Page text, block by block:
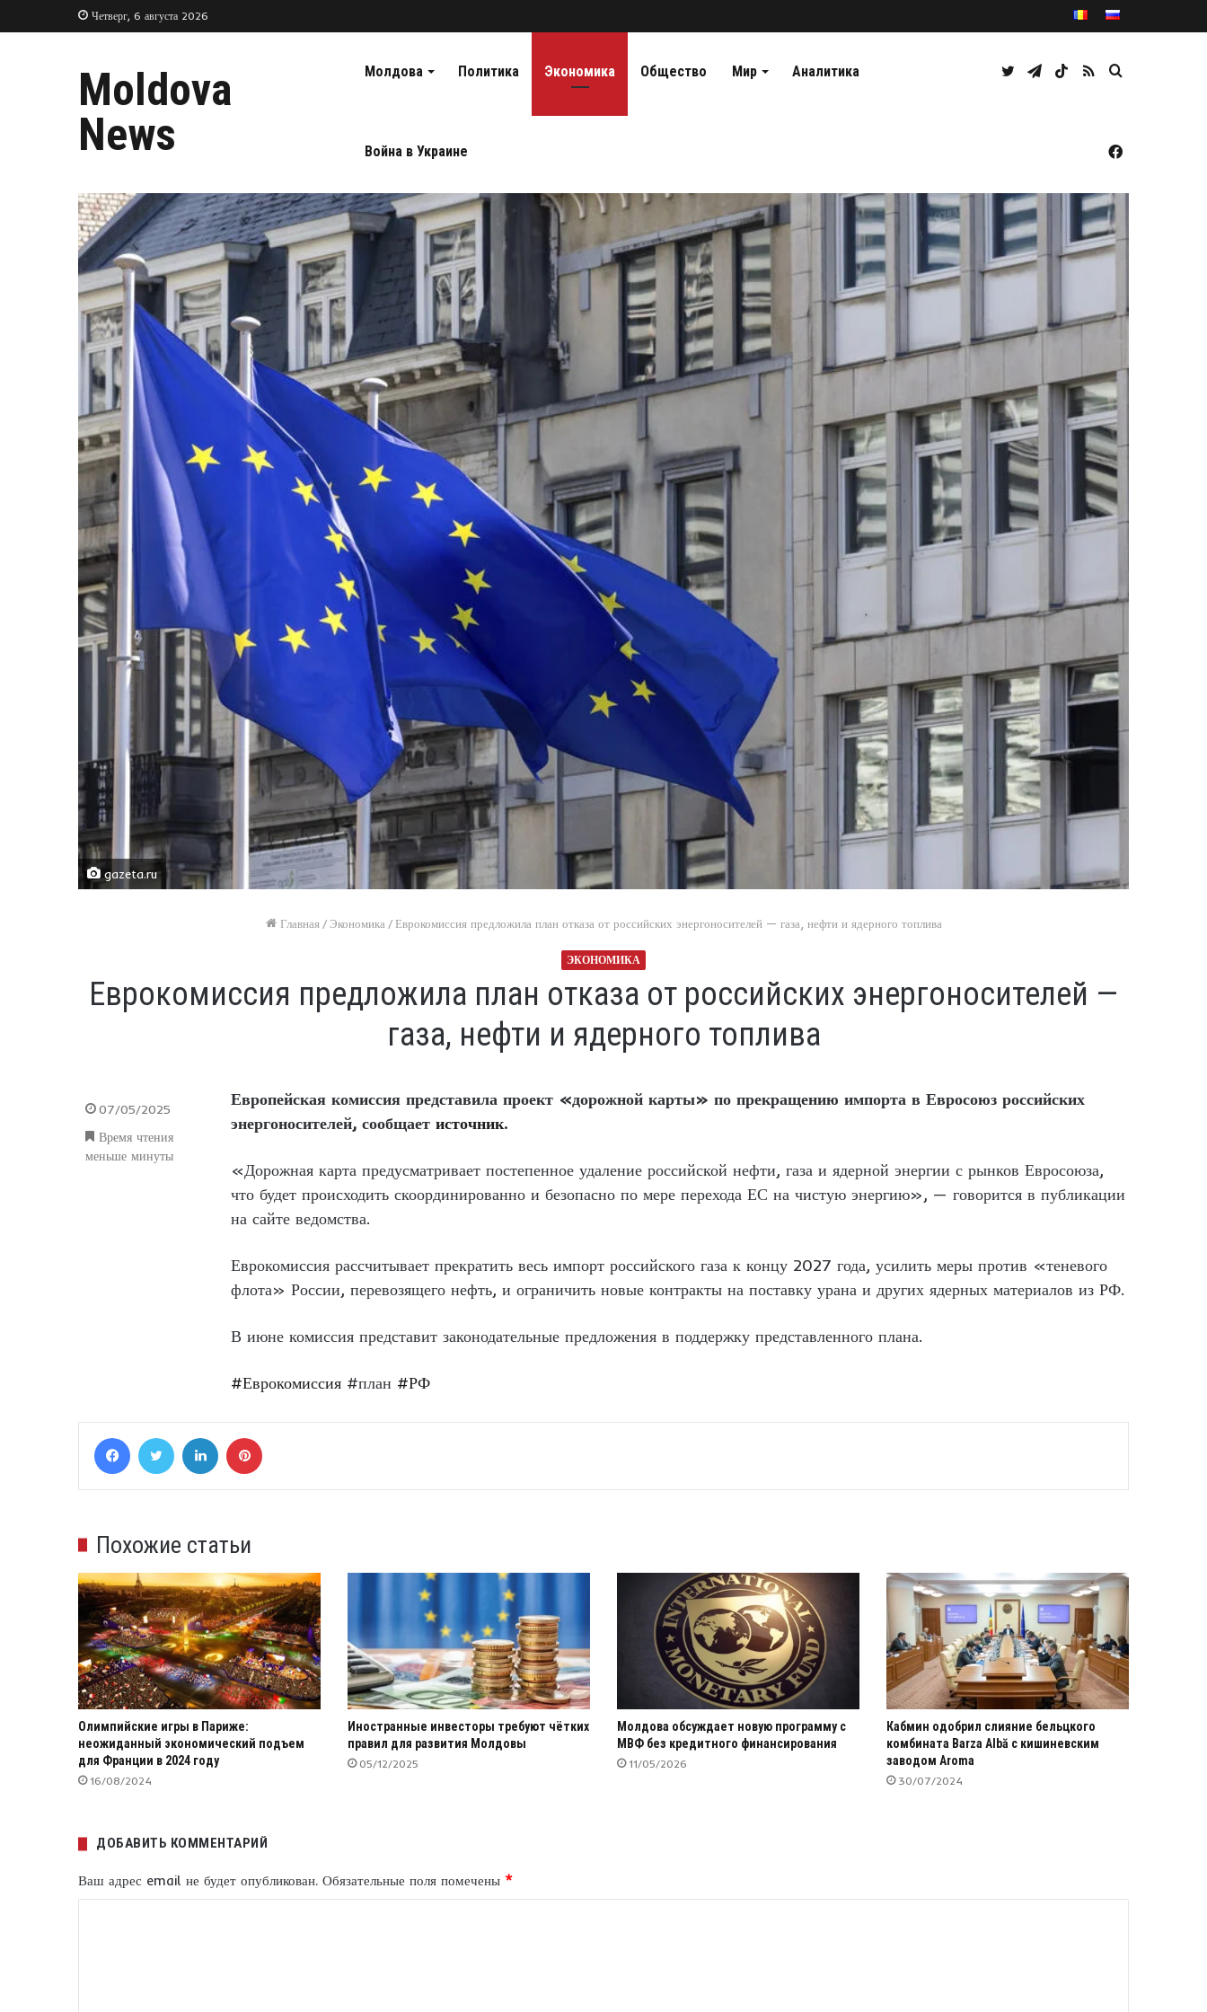
Четверг, 6 августа 2026
Moldova
News
Молдова Политика Экономика Общество Мир Аналитика
Война в Украине
Caută
RSS
TikTok
Telegram
Twitter
Facebook
gazeta.ru
Главная / Экономика / Еврокомиссия предложила план отказа от российских энергоносителей — газа, нефти и ядерного топлива
ЭКОНОМИКА
Еврокомиссия предложила план отказа от российских энергоносителей —
газа, нефти и ядерного топлива
Европейская комиссия представила проект «дорожной карты» по прекращению импорта в Евросоюз российских
энергоносителей, сообщает источник.
«Дорожная карта предусматривает постепенное удаление российской нефти, газа и ядерной энергии с рынков Евросоюза,
что будет происходить скоординированно и безопасно по мере перехода ЕС на чистую энергию», — говорится в публикации
на сайте ведомства.
Еврокомиссия рассчитывает прекратить весь импорт российского газа к концу 2027 года, усилить меры против «теневого
флота» России, перевозящего нефть, и ограничить новые контракты на поставку урана и других ядерных материалов из РФ.
В июне комиссия представит законодательные предложения в поддержку представленного плана.
#Еврокомиссия #план #РФ
07/05/2025
Время чтения
меньше минуты
FacebookTwitter LinkedIn
Похожие статьи
Олимпийские игры в Париже:
неожиданный экономический подъем
для Франции в 2024 году
16/08/2024
Иностранные инвесторы требуют чётких
правил для развития Молдовы
05/12/2025
Молдова обсуждает новую программу с
МВФ без кредитного финансирования
11/05/2026
Кабмин одобрил слияние бельцкого
комбината Barza Albă с кишиневским
заводом Aroma
30/07/2024
ДОБАВИТЬ КОММЕНТАРИЙ
Ваш адрес email не будет опубликован. Обязательные поля помечены *